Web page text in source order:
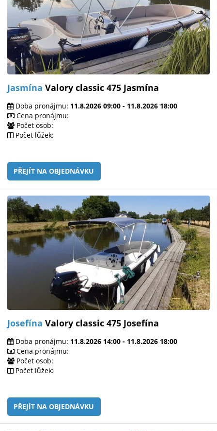
Jasmína Valory classic 475 Jasmína
Doba pronájmu: 11.8.2026 09:00 - 11.8.2026 18:00
Cena pronájmu:
Počet osob:
Počet lůžek:
PŘEJÍT NA OBJEDNÁVKU
Josefína Valory classic 475 Josefína
Doba pronájmu: 11.8.2026 14:00 - 11.8.2026 18:00
Cena pronájmu:
Počet osob:
Počet lůžek:
PŘEJÍT NA OBJEDNÁVKU